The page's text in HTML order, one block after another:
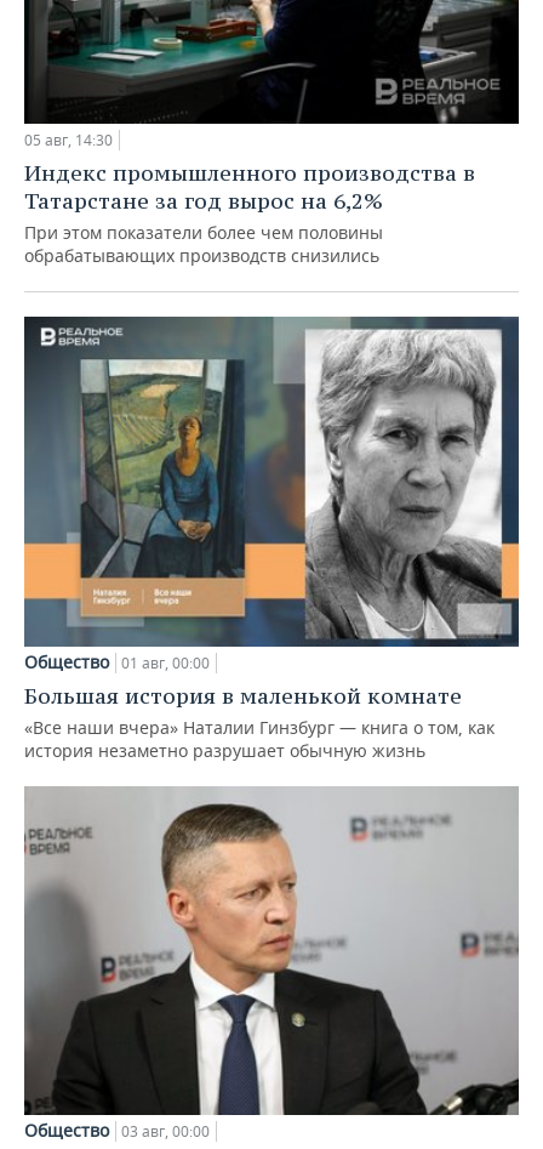
05 авг, 14:30
Индекс промышленного производства в
Татарстане за год вырос на 6,2%
При этом показатели более чем половины
обрабатывающих производств снизились
Общество 01 авг, 00:00
Большая история в маленькой комнате
«Все наши вчера» Наталии Гинзбург — книга о том, как
история незаметно разрушает обычную жизнь
Общество 03 авг, 00:00